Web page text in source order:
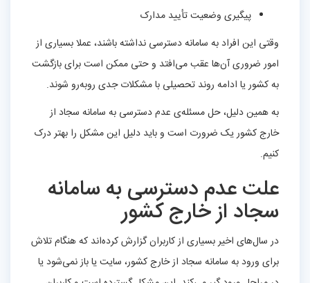
پیگیری وضعیت تأیید مدارک
وقتی این افراد به سامانه دسترسی نداشته باشند، عملا بسیاری از
امور ضروری آن‌ها عقب می‌افتد و حتی ممکن است برای بازگشت
به کشور یا ادامه روند تحصیلی با مشکلات جدی روبه‌رو شوند.
به همین دلیل، حل مسئله‌ی عدم دسترسی به سامانه سجاد از
خارج کشور یک ضرورت است و باید دلیل این مشکل را بهتر درک
کنیم.
علت عدم دسترسی به سامانه
سجاد از خارج کشور
در سال‌های اخیر بسیاری از کاربران گزارش کرده‌اند که هنگام تلاش
برای ورود به سامانه سجاد از خارج کشور، سایت یا باز نمی‌شود یا